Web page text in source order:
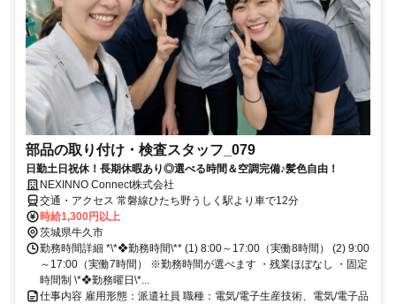
部品の取り付け・検査スタッフ_079
日勤土日祝休！長期休暇あり◎選べる時間＆空調完備♪髪色自由！
NEXINNO Connect株式会社
交通・アクセス 常磐線ひたち野うしく駅より車で12分
時給1,300円以上
茨城県牛久市
勤務時間詳細 *\*❖勤務時間\** (1) 8:00～17:00（実働8時間） (2) 9:00
～17:00（実働7時間） ※勤務時間が選べます ・残業ほぼなし ・固定
時間制 \*❖勤務曜日\*...
仕事内容 雇用形態：派遣社員 職種：電気/電子生産技術、電気/電子品